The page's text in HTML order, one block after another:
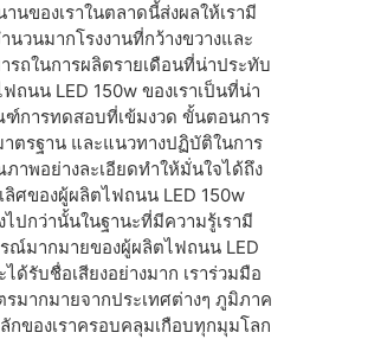
านของเราในตลาดนี้ส่งผลให้เรามี
นวนมากโรงงานที่กว้างขวางและ
รถในการผลิตรายเดือนที่น่าประทับ
ถนน LED 150w ของเราเป็นที่น่า
ฑ์การทดสอบที่เข้มงวด ขั้นตอนการ
ตรฐาน และแนวทางปฏิบัติในการ
าพอย่างละเอียดทําให้มั่นใจได้ถึง
ลิศของผู้ผลิตไฟถนน LED 150w
ไปกว่านั้นในฐานะที่มีความรู้เรามี
ณ์มากมายของผู้ผลิตไฟถนน LED
ได้รับชื่อเสียงอย่างมาก เราร่วมมือ
มากมายจากประเทศต่างๆ ภูมิภาค
กของเราครอบคลุมเกือบทุกมุมโลก